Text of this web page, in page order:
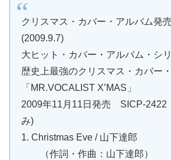
クリスマス・カバー・アルバム発
(2009.9.7)
大ヒット・カバー・アルバム・シ
歴史上最強のクリスマス・カバー
「MR.VOCALIST X’MAS」
2009年11月11日発売 SICP-
み)
1. Christmas Eve / 山下達郎
（作詞・作曲：山下達郎）